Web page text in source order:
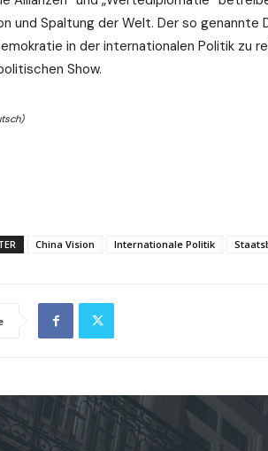
und Spaltung der Welt. Der so
in der internationalen Politik zu
Show.
China Vision Internationale Politik